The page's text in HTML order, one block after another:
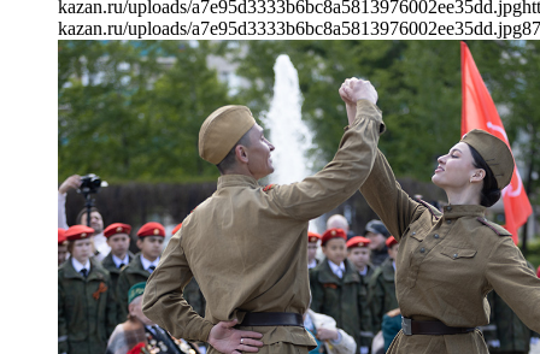
kazan.ru/uploads/a7e95d3333b6bc8a5813976002ee35dd.jpg
kazan.ru/uploads/a7e95d3333b6bc8a5813976002ee35dd.jpg